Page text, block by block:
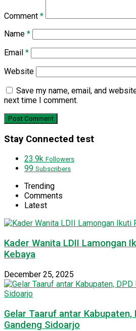
Comment *
Name *
Email *
Website
Save my name, email, and
next time I comment.
Stay Connected test
23.9k Followers
99 Subscribers
Trending
Comments
Latest
Kader Wanita LDII Lamongan
Kebaya
December 25, 2025
Gelar Taaruf antar Kabupaten,
Gandeng Sidoarjo